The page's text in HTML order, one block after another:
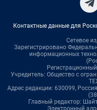
Контактные данные для
Сетевое
Зарегистрировано
информационных
Учредитель: Общество с
Адрес редакции: 630099,
Главный редактор:
Электронный